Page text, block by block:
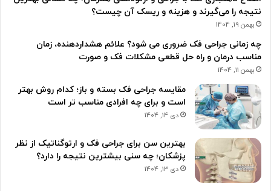
نتیجه را می‌گیرند و هزینه و ریسک آن چیست؟
بهمن 19, 1404
چه زمانی جراحی فک ضروری می شود؟ علائم هشداردهنده، زمان
مناسب درمان و راه حل قطعی مشکلات فک و صورت
بهمن 11, 1404
مقایسه جراحی فک بسته و باز؛ کدام روش بهتر
است و برای چه افرادی مناسب تر است
دی 14, 1404
بهترین سن برای جراحی فک و ارتوگناتیک از نظر
پزشکان؛ چه سنی بیشترین نتیجه را دارد؟
دی 13, 1404